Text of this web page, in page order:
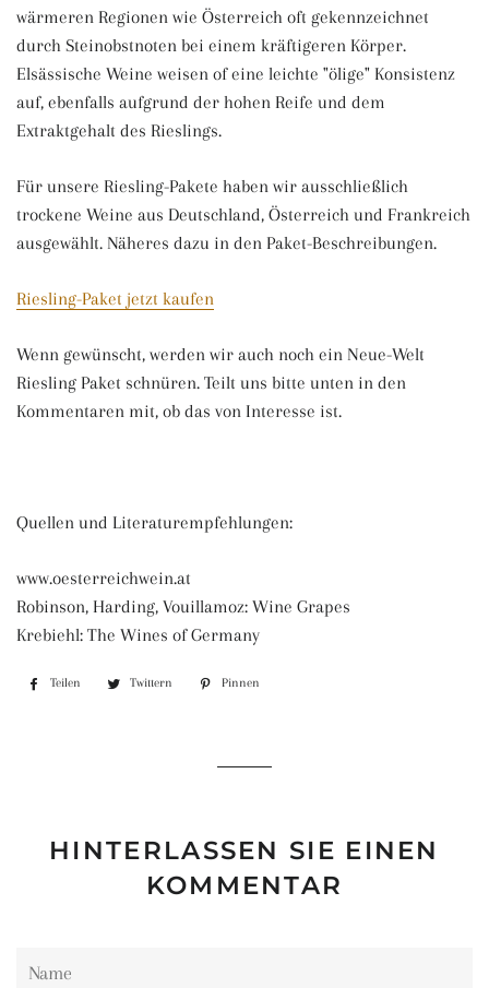
wärmeren Regionen wie Österreich oft gekennzeichnet
durch Steinobstnoten bei einem kräftigeren Körper.
Elsässische Weine weisen of eine leichte "ölige" Konsistenz
auf, ebenfalls aufgrund der hohen Reife und dem
Extraktgehalt des Rieslings.
Für unsere Riesling-Pakete haben wir ausschließlich
trockene Weine aus Deutschland, Österreich und Frankreich
ausgewählt. Näheres dazu in den Paket-Beschreibungen.
Riesling-Paket jetzt kaufen
Wenn gewünscht, werden wir auch noch ein Neue-Welt
Riesling Paket schnüren. Teilt uns bitte unten in den
Kommentaren mit, ob das von Interesse ist.
Quellen und Literaturempfehlungen:
www.oesterreichwein.at
Robinson, Harding, Vouillamoz: Wine Grapes
Krebiehl: The Wines of Germany
Teilen
Auf
Twittern
Auf
Pinnen
HINTERLASSEN SIE EINEN
KOMMENTAR